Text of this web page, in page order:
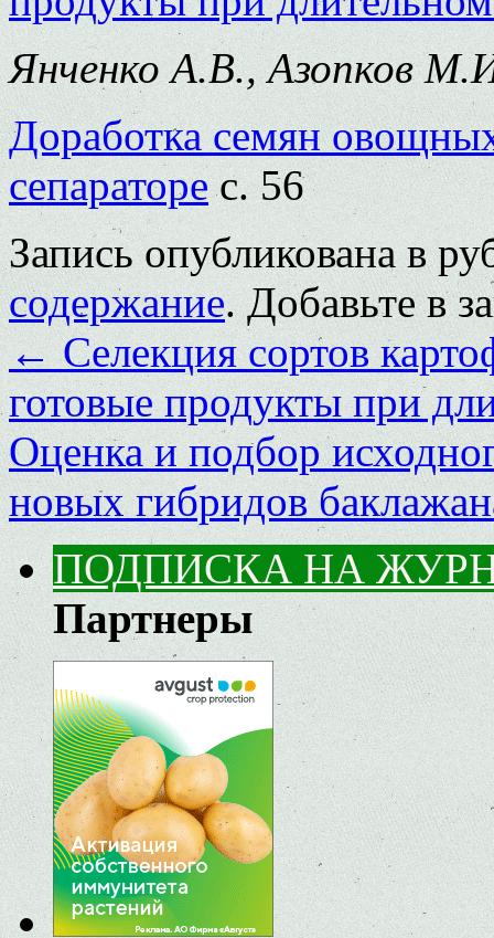
Янченко А.В., Азопков
Доработка семян
сепараторес. 56
Запись опубликована в
содержание. Добавьте в
←Селекция сортов
готовые продукты при
Оценка и подбор
новых гибридов
ПОДПИСКА НА
Партнеры